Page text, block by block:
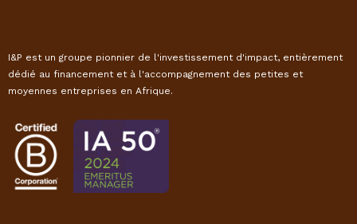
I&P est un groupe pionnier de l'investissement d'impact, entièrement
dédié au financement et à l'accompagnement des petites et
moyennes entreprises en Afrique.